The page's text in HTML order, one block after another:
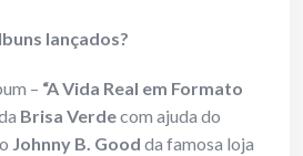
lançados?
– “A Vida Real em Formato
Brisa Verdecom ajuda do
Johnny B. Good da famosa loja